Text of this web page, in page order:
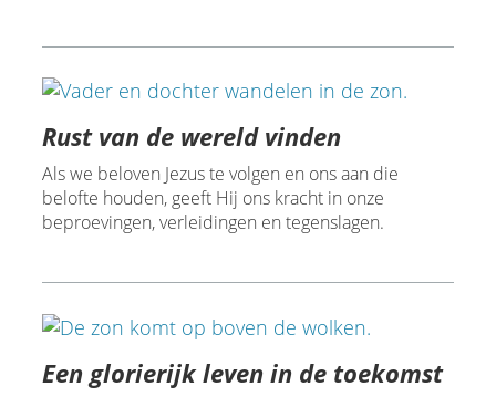
Rust van de wereld vinden
Als we beloven Jezus te volgen en ons aan die
belofte houden, geeft Hij ons kracht in onze
beproevingen, verleidingen en tegenslagen.
Een glorierijk leven in de toekomst